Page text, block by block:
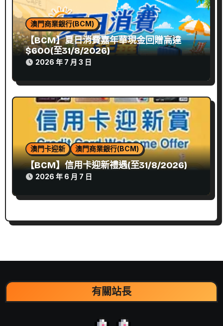
澳門商業銀行(BCM)
【BCM】夏日消費嘉年華現金回贈高達
$600(至31/8/2026)
2026 年 7 月 3 日
澳門卡迎新 澳門商業銀行(BCM)
【BCM】信用卡迎新禮遇(至31/8/2026)
2026 年 6 月 7 日
有關站長